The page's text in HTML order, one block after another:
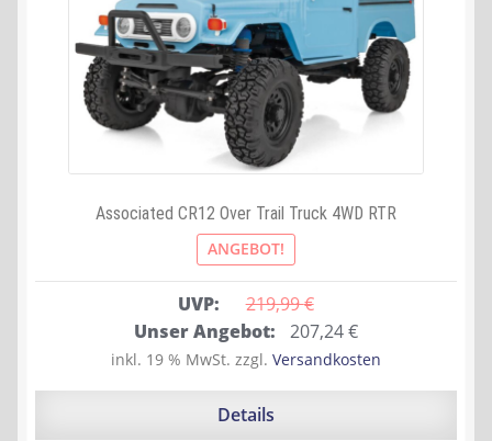
Associated CR12 Over Trail Truck 4WD RTR
ANGEBOT!
UVP: 219,99 €
Ursprünglicher
Preis
war:
Unser Angebot: 207,24€Aktueller
Preis
ist:
inkl. 19 % MwSt. zzgl. Versandkosten
Details